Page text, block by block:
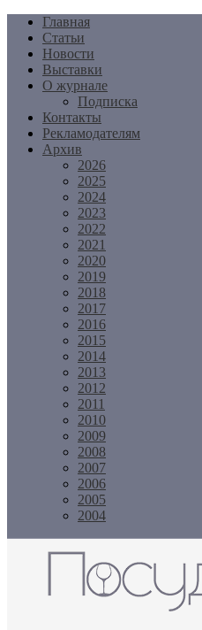
Перейти
содержимому
Главная
Статьи
Новости
Выставки
О журнале
Подписка
Контакты
Рекламодателям
Архив
2026
2025
2024
2023
2022
2021
2020
2019
2018
2017
2016
2015
2014
2013
2012
2011
2010
2009
2008
2007
2006
2005
2004